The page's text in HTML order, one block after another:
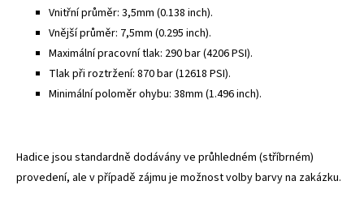
Vnitřní průměr: 3,5mm (0.138 inch).
Vnější průměr: 7,5mm (0.295 inch).
Maximální pracovní tlak: 290 bar (4206 PSI).
Tlak při roztržení: 870 bar (12618 PSI).
Minimální poloměr ohybu: 38mm (1.496 inch).
Hadice jsou standardně dodávány ve průhledném (stříbrném)
provedení, ale v případě zájmu je možnost volby barvy na zakázku.